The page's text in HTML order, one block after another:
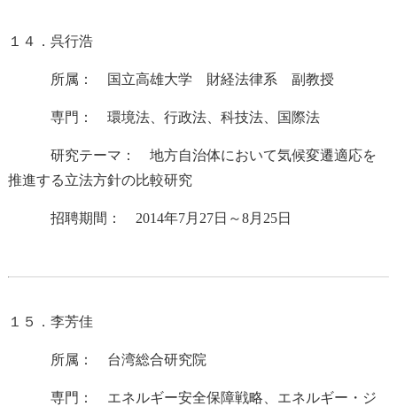
１４．呉行浩
所属： 国立高雄大学 財経法律系 副教授
専門： 環境法、行政法、科技法、国際法
研究テーマ： 地方自治体において気候変遷適応を
推進する立法方針の比較研究
招聘期間： 2014年7月27日～8月25日
１５．李芳佳
所属： 台湾総合研究院
専門： エネルギー安全保障戦略、エネルギー・ジ